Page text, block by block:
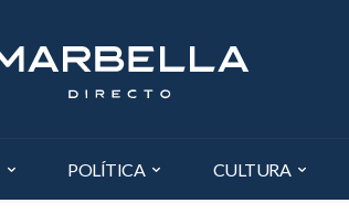
POLÍTICA CULTURA